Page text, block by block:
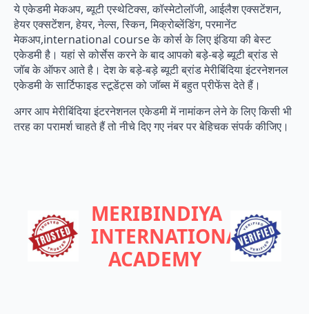
ये एकेडमी मेकअप, ब्यूटी एस्थेटिक्स, कॉस्मेटोलॉजी, आईलैश एक्सटेंशन,
हेयर एक्सटेंशन, हेयर, नेल्स, स्किन, मिक्रोब्लेंडिंग, परमानेंट
मेकअप,international course के कोर्स के लिए इंडिया की बेस्ट
एकेडमी है। यहां से कोर्सेस करने के बाद आपको बड़े-बड़े ब्यूटी ब्रांड से
जॉब के ऑफर आते है। देश के बड़े-बड़े ब्यूटी ब्रांड मेरीबिंदिया इंटरनेशनल
एकेडमी के सार्टिफाइड स्टूडेंट्स को जॉब्स में बहुत प्रीफेंस देते हैं।
अगर आप मेरीबिंदिया इंटरनेशनल एकेडमी में नामांकन लेने के लिए किसी भी
तरह का परामर्श चाहते हैं तो नीचे दिए गए नंबर पर बेहिचक संपर्क कीजिए।
MERIBINDIYA
INTERNATIONAL
ACADEMY